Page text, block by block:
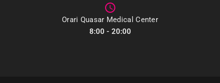
Orari Quasar Medical Center
8:00 - 20:00